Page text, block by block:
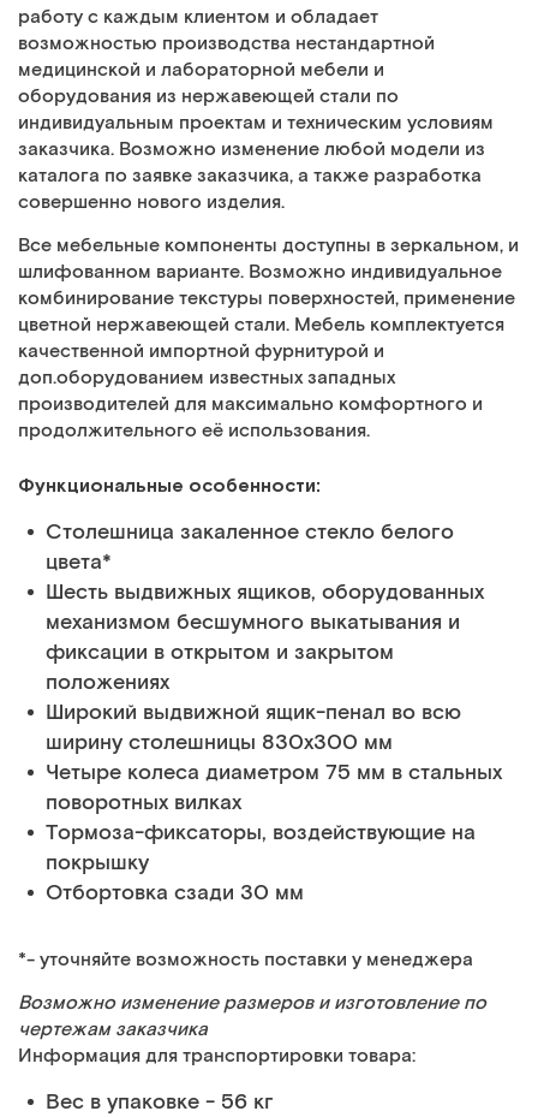
работу с каждым клиентом и обладает
возможностью производства нестандартной
медицинской и лабораторной мебели и
оборудования из нержавеющей стали по
индивидуальным проектам и техническим условиям
заказчика. Возможно изменение любой модели из
каталога по заявке заказчика, а также разработка
совершенно нового изделия.
Все мебельные компоненты доступны в зеркальном, и
шлифованном варианте. Возможно индивидуальное
комбинирование текстуры поверхностей, применение
цветной нержавеющей стали. Мебель комплектуется
качественной импортной фурнитурой и
доп.оборудованием известных западных
производителей для максимально комфортного и
продолжительного её использования.
Функциональные особенности:
Столешница закаленное стекло белого
цвета*
Шесть выдвижных ящиков, оборудованных
механизмом бесшумного выкатывания и
фиксации в открытом и закрытом
положениях
Широкий выдвижной ящик-пенал во всю
ширину столешницы 830х300 мм
Четыре колеса диаметром 75 мм в стальных
поворотных вилках
Тормоза-фиксаторы, воздействующие на
покрышку
Отбортовка сзади 30 мм
*- уточняйте возможность поставки у менеджера
Возможно изменение размеров и изготовление по
чертежам заказчика
Информация для транспортировки товара:
Вес в упаковке - 56 кг